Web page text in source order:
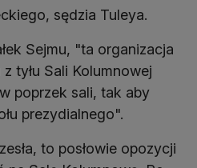
sędzia Tuleya.
Sejmu, "ta organizacja
tyłu Sali Kolumnowej
poprzek sali, tak aby
prezydialnego".
to posłowie opozycji